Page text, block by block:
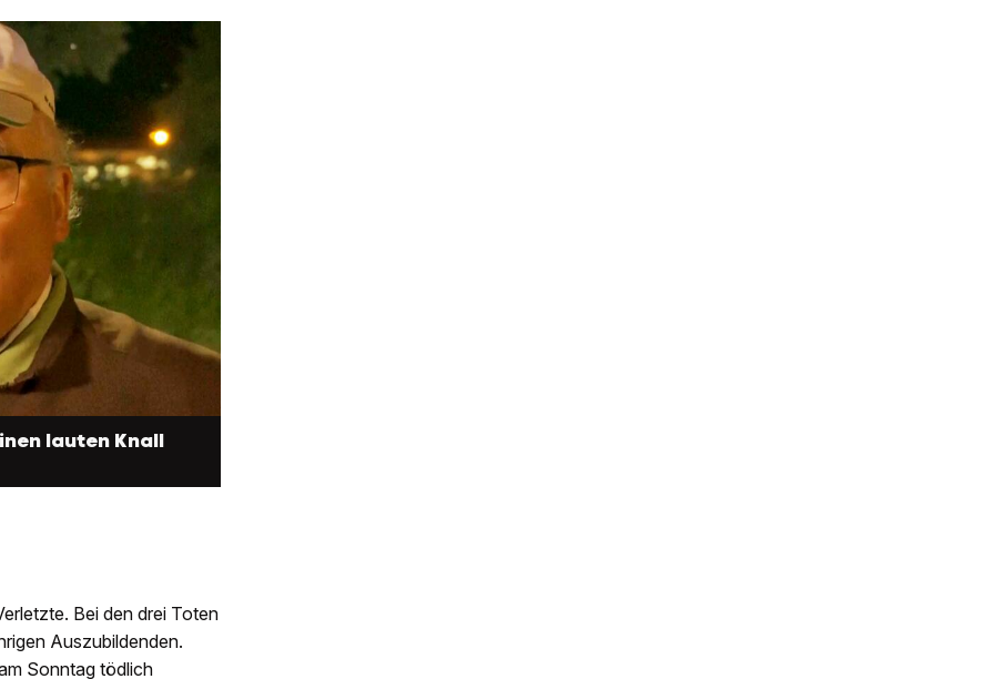
lauten Knall
Bei den drei Toten
Auszubildenden.
Sonntag tödlich